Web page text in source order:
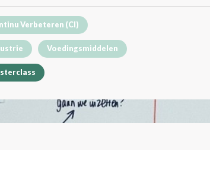
Verbeteren (CI)
Voedingsmiddelen